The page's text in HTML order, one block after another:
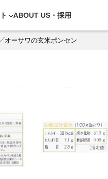
ABOUT US・ 採用
オーサワの玄米ポンセン